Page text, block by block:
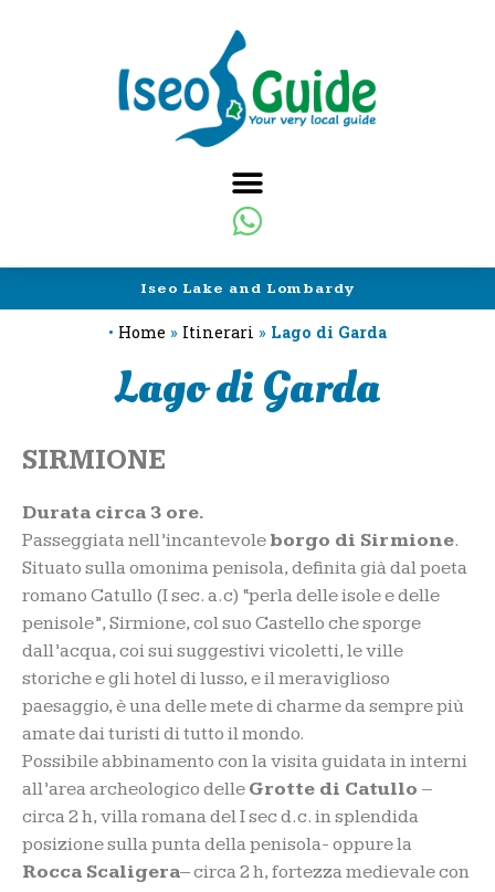
Iseo Lake and Lombardy
• Home » Itinerari » Lago di Garda
Lago di Garda
SIRMIONE
Durata circa 3 ore.
Passeggiata nell’incantevole borgo di Sirmione.
Situato sulla omonima penisola, definita già dal poeta
romano Catullo (I sec. a.c) “perla delle isole e delle
penisole”, Sirmione, col suo Castello che sporge
dall’acqua, coi sui suggestivi vicoletti, le ville
storiche e gli hotel di lusso, e il meraviglioso
paesaggio, è una delle mete di charme da sempre più
amate dai turisti di tutto il mondo.
Possibile abbinamento con la visita guidata in interni
all’area archeologico delle Grotte di Catullo –
circa 2 h, villa romana del I sec d.c. in splendida
posizione sulla punta della penisola- oppure la
Rocca Scaligera– circa 2 h, fortezza medievale con